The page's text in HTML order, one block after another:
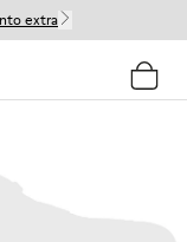
extra